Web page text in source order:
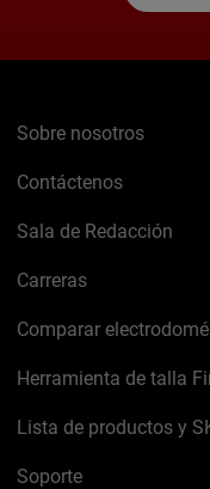
Sobre nosotros
Contáctenos
Sala de Redacción
Carreras
Comparar
Herramienta de talla
Lista de productos y
Soporte